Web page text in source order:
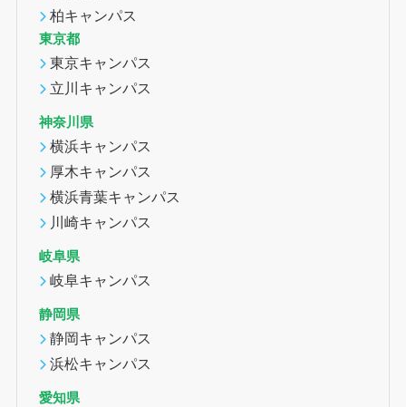
柏キャンパス
東京都
東京キャンパス
立川キャンパス
神奈川県
横浜キャンパス
厚木キャンパス
横浜青葉キャンパス
川崎キャンパス
岐阜県
岐阜キャンパス
静岡県
静岡キャンパス
浜松キャンパス
愛知県